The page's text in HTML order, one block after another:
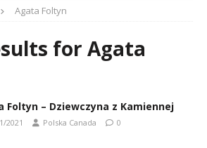
Agata Foltyn
for Agata
Foltyn – Dziewczyna z Kamiennej
2021 Polska Canada 0